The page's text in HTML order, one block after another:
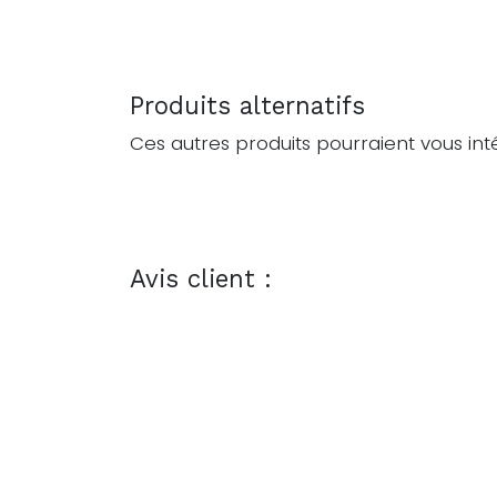
Produits alternatifs
Ces autres produits pourraient vous
Avis client :